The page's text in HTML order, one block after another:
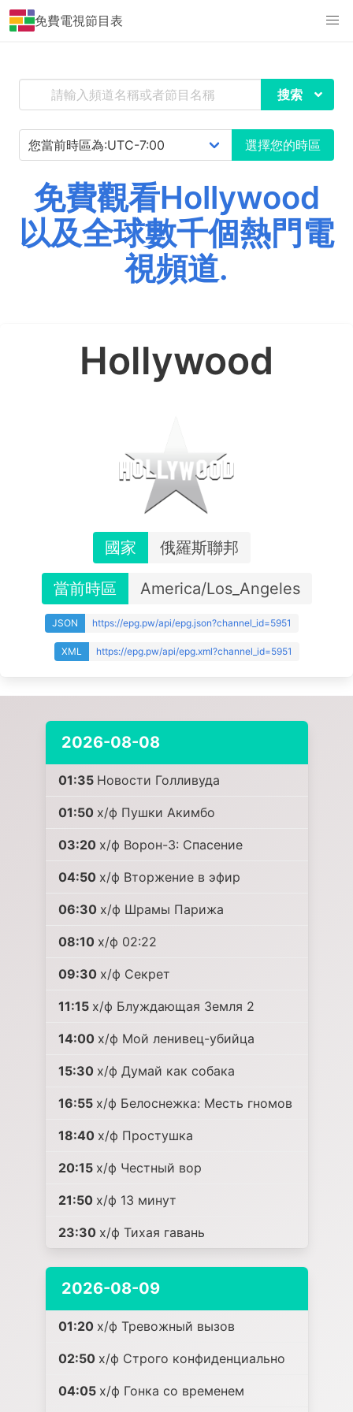
免費電視節目表
搜索
選擇您的時區
免費觀看Hollywood
以及全球數千個熱門電
視頻道.
Hollywood
國家 俄羅斯聯邦
當前時區 America/Los_Angeles
JSON https://epg.pw/api/epg.json?channel_id=5951
XML https://epg.pw/api/epg.xml?channel_id=5951
2026-08-08
01:35 Новости Голливуда
01:50 х/ф Пушки Акимбо
03:20 х/ф Ворон-3: Спасение
04:50 х/ф Вторжение в эфир
06:30 х/ф Шрамы Парижа
08:10 х/ф 02:22
09:30 х/ф Секрет
11:15 х/ф Блуждающая Земля 2
14:00 х/ф Мой ленивец-убийца
15:30 х/ф Думай как собака
16:55 х/ф Белоснежка: Месть гномов
18:40 х/ф Простушка
20:15 х/ф Честный вор
21:50 х/ф 13 минут
23:30 х/ф Тихая гавань
2026-08-09
01:20 х/ф Тревожный вызов
02:50 х/ф Строго конфиденциально
04:05 х/ф Гонка со временем